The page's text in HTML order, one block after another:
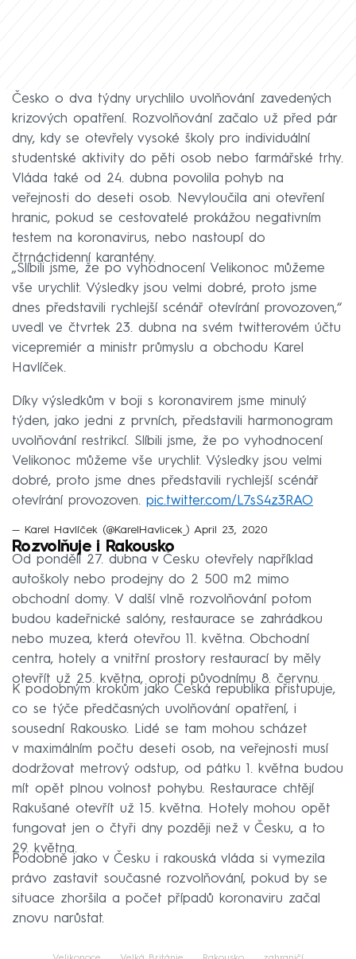
Česko o dva týdny urychlilo uvolňování zavedených
krizových opatření. Rozvolňování začalo už před pár
dny, kdy se otevřely vysoké školy pro individuální
studentské aktivity do pěti osob nebo farmářské trhy.
Vláda také od 24. dubna povolila pohyb na
veřejnosti do deseti osob. Nevyloučila ani otevření
hranic, pokud se cestovatelé prokážou negativním
testem na koronavirus, nebo nastoupí do
čtrnáctidenní karantény.
„Slíbili jsme, že po vyhodnocení Velikonoc můžeme
vše urychlit. Výsledky jsou velmi dobré, proto jsme
dnes představili rychlejší scénář otevírání provozoven,“
uvedl ve čtvrtek 23. dubna na svém twitterovém účtu
vicepremiér a ministr průmyslu a obchodu Karel
Havlíček.
Díky výsledkům v boji s koronavirem jsme minulý
týden, jako jedni z prvních, představili harmonogram
uvolňování restrikcí. Slíbili jsme, že po vyhodnocení
Velikonoc můžeme vše urychlit. Výsledky jsou velmi
dobré, proto jsme dnes představili rychlejší scénář
otevírání provozoven. pic.twitter.com/L7sS4z3RAO
— Karel Havlíček (@KarelHavlicek_) April 23, 2020
Rozvolňuje i Rakousko
Od pondělí 27. dubna v Česku otevřely například
autoškoly nebo prodejny do 2 500 m2 mimo
obchodní domy. V další vlně rozvolňování potom
budou kadeřnické salóny, restaurace se zahrádkou
nebo muzea, která otevřou 11. května. Obchodní
centra, hotely a vnitřní prostory restaurací by měly
otevřít už 25. května, oproti původnímu 8. červnu.
K podobným krokům jako Česká republika přistupuje,
co se týče předčasných uvolňování opatření, i
sousední Rakousko. Lidé se tam mohou scházet
v maximálním počtu deseti osob, na veřejnosti musí
dodržovat metrový odstup, od pátku 1. května budou
mít opět plnou volnost pohybu. Restaurace chtějí
Rakušané otevřít už 15. května. Hotely mohou opět
fungovat jen o čtyři dny později než v Česku, a to
29. května.
Podobně jako v Česku i rakouská vláda si vymezila
právo zastavit současné rozvolňování, pokud by se
situace zhoršila a počet případů koronaviru začal
znovu narůstat.